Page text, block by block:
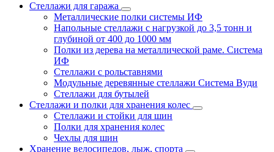
Стеллажи для гаража
Металлические полки системы ИФ
Напольные стеллажи с нагрузкой до 3,5 тонн и
глубиной от 400 до 1000 мм
Полки из дерева на металлической раме. Система
ИФ
Стеллажи с рольставнями
Модульные деревянные стеллажи Система Вуди
Стеллажи для бутылей
Стеллажи и полки для хранения колес
Стеллажи и стойки для шин
Полки для хранения колес
Чехлы для шин
Хранение велосипедов, лыж, спорта